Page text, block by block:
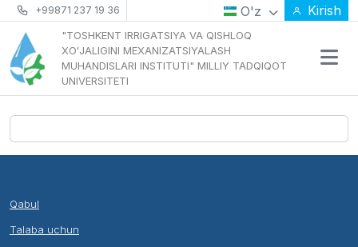
+99871 237 19 36 O'z Kirish
"TOSHKENT IRRIGATSIYA VA QISHLOQ
XOʻJALIGINI MEXANIZATSIYALASH
MUHANDISLARI INSTITUTI" MILLIY TADQIQOT
UNIVERSITETI
Qabul
Talaba uchun